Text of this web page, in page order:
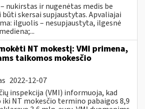
nukirstas ir nugenėtas medis be
skersai supjaustytas. Apvaliajai
ilguolis – nesupjaustyta, ilgesnė
NT mokestį: VMI primena,
taikomos mokesčio
2022-12-07
inspekcija (VMI) informuoja, kad
NT mokesčio termino pabaigos 8,9